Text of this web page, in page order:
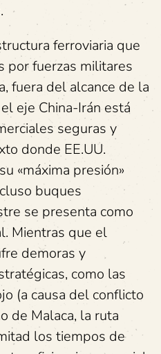
ferroviaria que
por fuerzas militares
fuera del alcance de la
eje China-Irán está
seguras y
donde EE.UU.
«máxima presión»
buques
se presenta como
Mientras que el
demoras y
como las
(a causa del conflicto
de Malaca, la ruta
los tiempos de